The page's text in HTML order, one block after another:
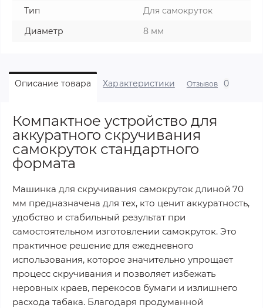
Тип
Для самокруток
Диаметр
8 мм
Описание товара Характеристики Отзывов 0
Компактное устройство для
аккуратного скручивания
самокруток стандартного
формата
Машинка для скручивания самокруток длиной 70
мм предназначена для тех, кто ценит аккуратность,
удобство и стабильный результат при
самостоятельном изготовлении самокруток. Это
практичное решение для ежедневного
использования, которое значительно упрощает
процесс скручивания и позволяет избежать
неровных краев, перекосов бумаги и излишнего
расхода табака. Благодаря продуманной